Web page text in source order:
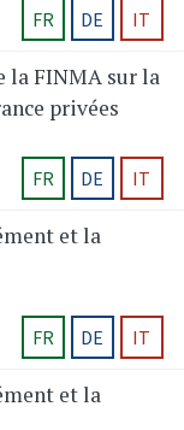
FR DE IT
la FINMA sur la
privées
FR
DE IT
et la
FR
DE IT
et la